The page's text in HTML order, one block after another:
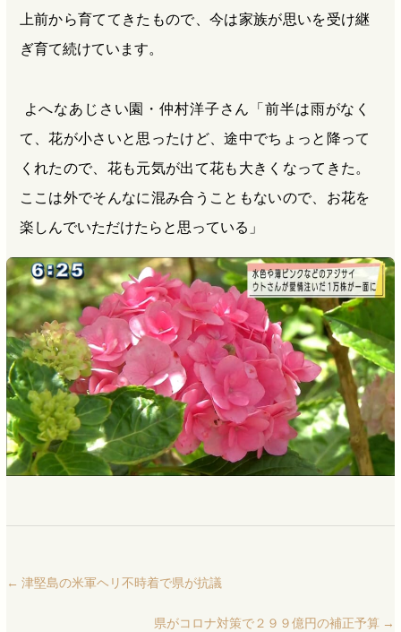
上前から育ててきたもので、今は家族が思いを受け継
ぎ育て続けています。
よへなあじさい園・仲村洋子さん「前半は雨がなく
て、花が小さいと思ったけど、途中でちょっと降って
くれたので、花も元気が出て花も大きくなってきた。
ここは外でそんなに混み合うこともないので、お花を
楽しんでいただけたらと思っている」
← 津堅島の米軍ヘリ不時着で県が抗議
県がコロナ対策で２９９億円の補正予算 →